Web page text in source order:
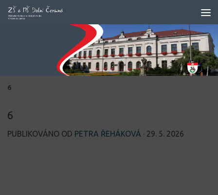
Skip to content
6
6
PUBLIKOVÁNO OD PETRA ŘEHÁKOVÁ · 29. 5. 2026